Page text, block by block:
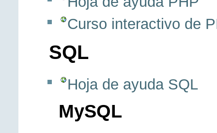
Curso interactivo de
SQL
Hoja de ayuda SQL
MySQL